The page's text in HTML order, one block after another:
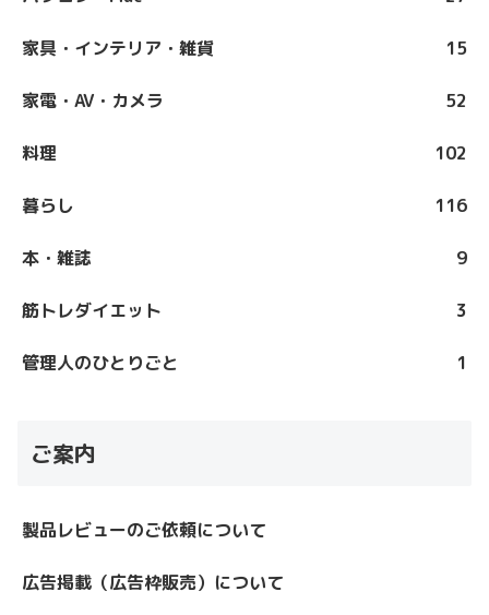
家具・インテリア・雑貨 15
家電・AV・カメラ 52
料理 102
暮らし 116
本・雑誌 9
筋トレダイエット 3
管理人のひとりごと 1
ご案内
製品レビューのご依頼について
広告掲載（広告枠販売）について